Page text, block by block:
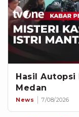
Hasil Autopsi
Medan
News 7/08/2026